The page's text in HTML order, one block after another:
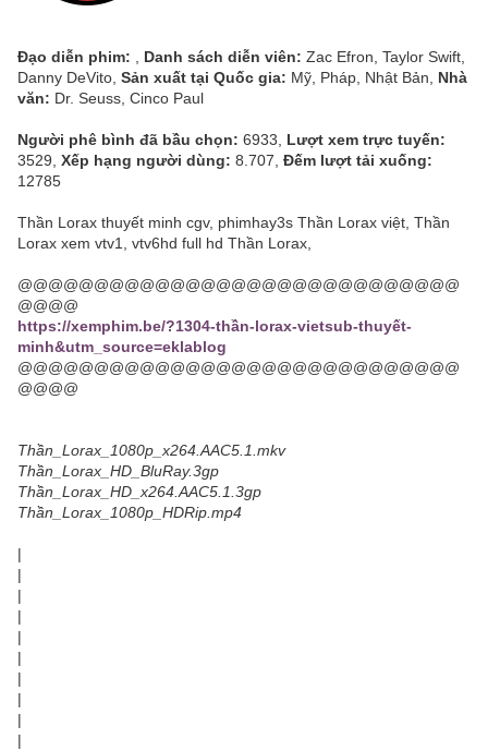
Đạo diễn phim: Danh sách diễn viên: Zac Efron, Taylor Swift,
Danny DeVito, Sản xuất tại Quốc gia: Mỹ, Pháp, Nhật Bản, Nhà
văn: Dr. Seuss, Cinco Paul
Người phê bình đã bầu chọn: 6933, Lượt xem trực tuyến:
3529, Xếp hạng người dùng: 8.707, Đếm lượt tải xuống:
12785
Thần Lorax thuyết minh cgv, phimhay3s Thần Lorax việt, Thần
Lorax xem vtv1, vtv6hd full hd Thần Lorax,
@@@@@@@@@@@@@@@@@@@@@@@@@@@@@
@@@@
https://xemphim.be/?1304-thần-lorax-vietsub-thuyết-
minh&utm_source=eklablog
@@@@@@@@@@@@@@@@@@@@@@@@@@@@@
@@@@
Thần_Lorax_1080p_x264.AAC5.1.mkv
Thần_Lorax_HD_BluRay.3gp
Thần_Lorax_HD_x264.AAC5.1.3gp
Thần_Lorax_1080p_HDRip.mp4
|
|
|
|
|
|
|
|
|
|